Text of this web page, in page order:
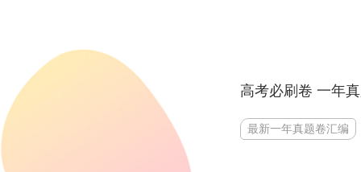
高考必刷卷 一年
最新一年真题卷汇编